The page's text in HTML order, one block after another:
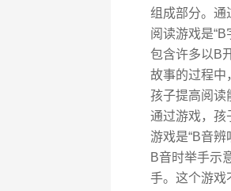
组成部分。通
阅读游戏是
包含许多以B
故事的过程中
孩子提高阅读
通过游戏，孩
游戏是“B音
B音时举手示
手。这个游戏